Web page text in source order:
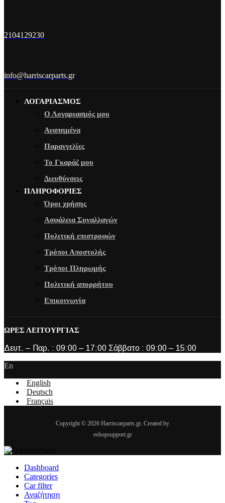
2104129230
info@harriscarparts.gr
ΛΟΓΑΡΙΑΣΜΟΣ
Ο Λογαριασμός μου
Αγαπημένα
Παραγγελίες
Το Γκαράζ μου
Διευθύνσεις
ΠΛΗΡΟΦΟΡΙΕΣ
Όροι χρήσης
Ασφάλεια Συναλλαγών
Πολιτική επιστροφών
Τρόποι Αποστολής
Τρόποι Πληρωμής
Πολιτική απορρήτου
Επικοινωνία
ΩΡΕΣ ΛΕΙΤΟΥΡΓΙΑΣ
Δευτ. – Παρ. : 09:00 – 17:00 Σάββατο : 09:00 – 15:00
En
English
Deutsch
Français
Copyright © 2026 Harriscarparts.gr. Created by
eshopsupport.gr
Dashboard
Categories
Car filter
Αναζήτηση